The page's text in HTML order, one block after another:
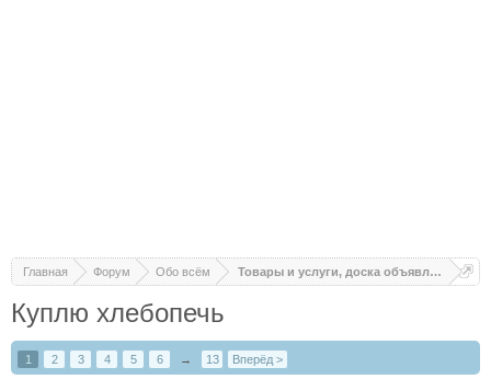
Главная Форум Обо всём Товары и услуги, доска объявлений
Куплю хлебопечь
1 2 3 4 5 6 → 13 Вперёд >